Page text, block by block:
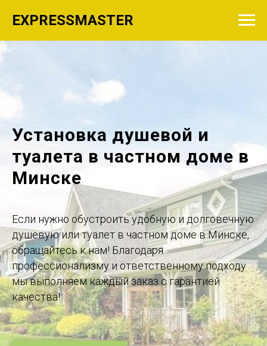
Платите столько же. Получайте уверенность.
EXPRESSMASTER
Установка душевой и
туалета в частном доме в
Минске
Если нужно обустроить удобную и долговечную
душевую или туалет в частном доме в Минске,
обращайтесь к нам! Благодаря
профессионализму и ответственному подходу
мы выполняем каждый заказ с гарантией
качества!